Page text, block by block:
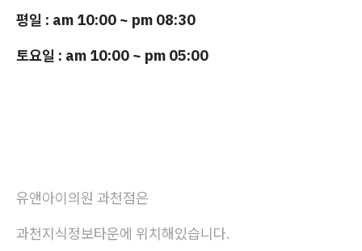
평일 : am 10:00 ~ pm 08:30
토요일 : am 10:00 ~ pm 05:00
유앤아이의원 과천점은
과천지식정보타운에 위치해있습니다.